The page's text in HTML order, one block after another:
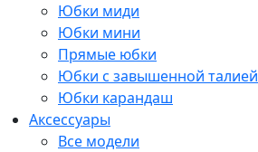
Юбки миди
Юбки мини
Прямые юбки
Юбки с завышенной талией
Юбки карандаш
Аксессуары
Все модели